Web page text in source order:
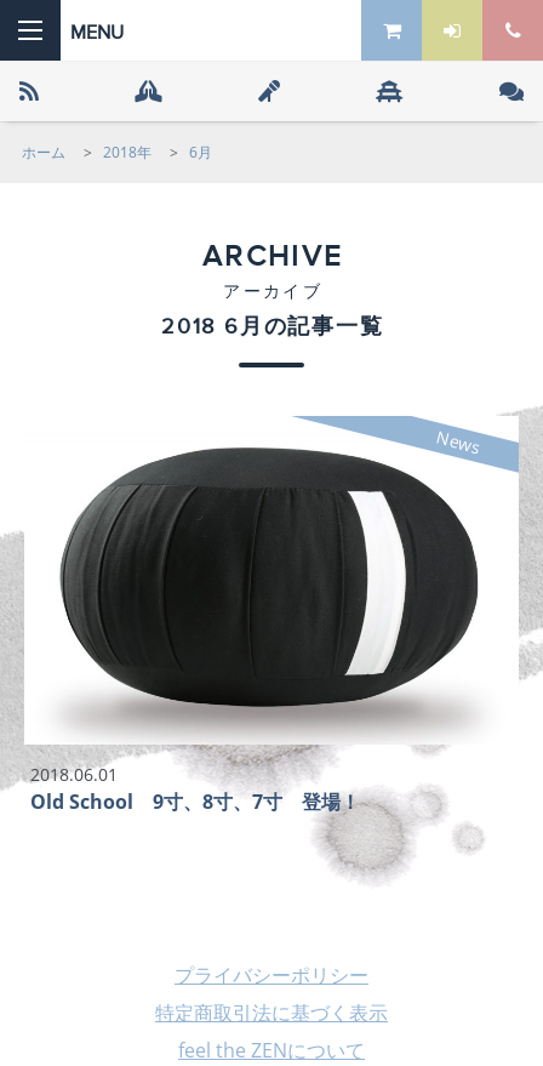
ホーム > 2018年 > 6月
ARCHIVE
アーカイブ
2018 6月の記事一覧
2018.06.01
Old School 9寸、8寸、7寸 登場！
News
プライバシーポリシー
特定商取引法に基づく表示
feel the ZENについて